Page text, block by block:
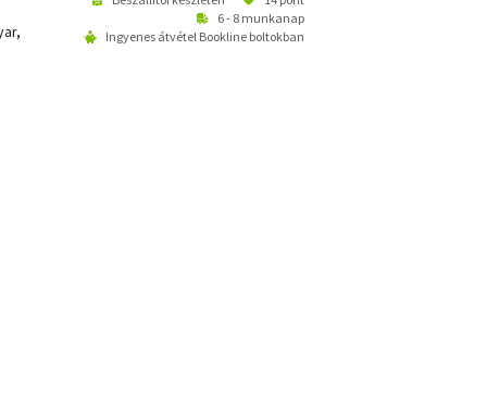
6 - 8 munkanap
Ingyenes átvétel Bookline boltokban